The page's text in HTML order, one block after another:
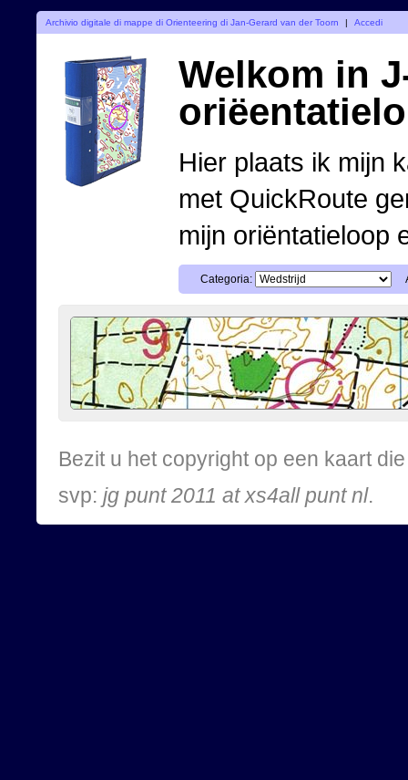
Archivio digitale di mappe di Orienteering di Jan-Gerard van der Toorn | Accedi
Welkom in
Hier plaats ik mijn
met QuickRoute
mijn oriëntatieloop
Categoria:
Bezit u het copyright op een kaart
svp: jg punt 2011 at xs4all punt nl.